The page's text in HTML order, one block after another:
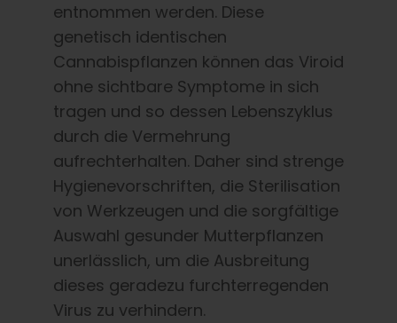
entnommen werden. Diese
genetisch identischen
Cannabispflanzen können das Viroid
ohne sichtbare Symptome in sich
tragen und so dessen Lebenszyklus
durch die Vermehrung
aufrechterhalten. Daher sind strenge
Hygienevorschriften, die Sterilisation
von Werkzeugen und die sorgfältige
Auswahl gesunder Mutterpflanzen
unerlässlich, um die Ausbreitung
dieses geradezu furchterregenden
Virus zu verhindern.